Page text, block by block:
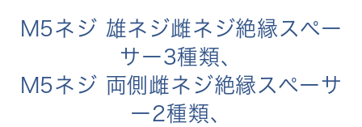
M5ネジ 雄ネジ雌ネジ絶縁スペー
サー3種類、
M5ネジ 両側雌ネジ絶縁スペーサ
ー2種類、